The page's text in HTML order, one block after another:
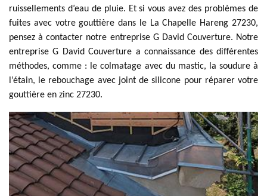
ruissellements d’eau de pluie. Et si vous avez des problèmes de
fuites avec votre gouttière dans le La Chapelle Hareng 27230,
pensez à contacter notre entreprise G David Couverture. Notre
entreprise G David Couverture a connaissance des différentes
méthodes, comme : le colmatage avec du mastic, la soudure à
l’étain, le rebouchage avec joint de silicone pour réparer votre
gouttière en zinc 27230.